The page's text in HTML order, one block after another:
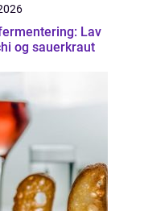
Lav
og sauerkraut